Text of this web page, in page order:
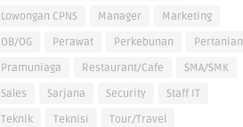
Lowongan CPNS
Manager
Marketing
OB/OG
Perawat Perkebunan
Pertanian
Pramuniaga
Restaurant/Cafe
SMA/SMK
Sales
Sarjana Security
Staff IT
Teknik
Teknisi
Tour/Travel